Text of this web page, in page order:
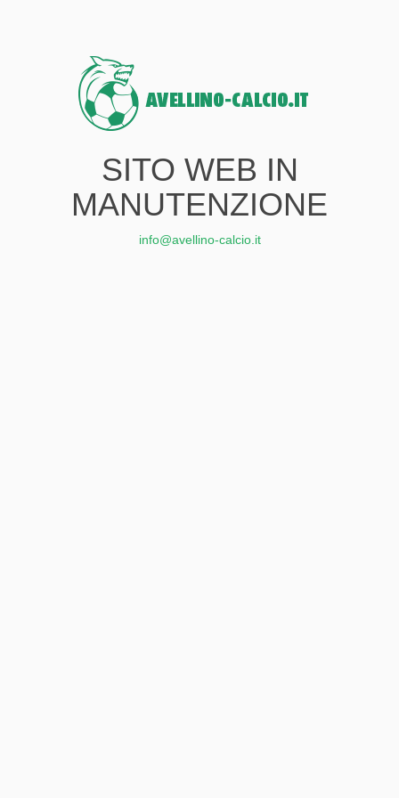
SITO WEB IN
MANUTENZIONE
info@avellino-calcio.it